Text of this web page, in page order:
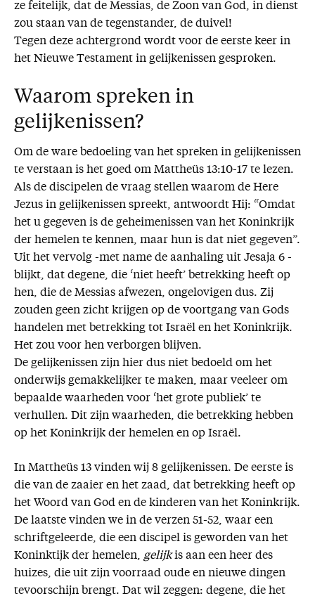
ze feitelijk, dat de Messias, de Zoon van God, in dienst
zou staan van de tegenstander, de duivel!
Tegen deze achtergrond wordt voor de eerste keer in
het Nieuwe Testament in gelijkenissen gesproken.
Waarom spreken in
gelijkenissen?
Om de ware bedoeling van het spreken in gelijkenissen
te verstaan is het goed om Mattheüs 13:10-17 te lezen.
Als de discipelen de vraag stellen waarom de Here
Jezus in gelijkenissen spreekt, antwoordt Hij: “Omdat
het u gegeven is de geheimenissen van het Koninkrijk
der hemelen te kennen, maar hun is dat niet gegeven”.
Uit het vervolg -met name de aanhaling uit Jesaja 6 -
blijkt, dat degene, die ‘niet heeft’ betrekking heeft op
hen, die de Messias afwezen, ongelovigen dus. Zij
zouden geen zicht krijgen op de voortgang van Gods
handelen met betrekking tot Israël en het Koninkrijk.
Het zou voor hen verborgen blijven.
De gelijkenissen zijn hier dus niet bedoeld om het
onderwijs gemakkelijker te maken, maar veeleer om
bepaalde waarheden voor ‘het grote publiek’ te
verhullen. Dit zijn waarheden, die betrekking hebben
op het Koninkrijk der hemelen en op Israël.
In Mattheüs 13 vinden wij 8 gelijkenissen. De eerste is
die van de zaaier en het zaad, dat betrekking heeft op
het Woord van God en de kinderen van het Koninkrijk.
De laatste vinden we in de verzen 51-52, waar een
schriftgeleerde, die een discipel is geworden van het
Koninktijk der hemelen, gelijkis aan een heer des
huizes, die uit zijn voorraad oude en nieuwe dingen
tevoorschijn brengt. Dat wil zeggen: degene, die het